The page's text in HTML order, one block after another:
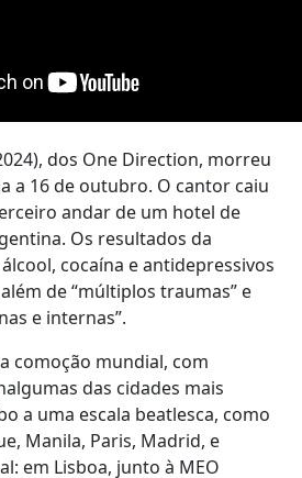
dos One Direction, morreu
a 16 de outubro. O cantor caiu
andar de um hotel de
Os resultados da
cocaína e antidepressivos
de “múltiplos traumas” e
e internas”.
comoção mundial, com
das cidades mais
a uma escala beatlesca, como
Manila, Paris, Madrid, e
em Lisboa, junto à MEO